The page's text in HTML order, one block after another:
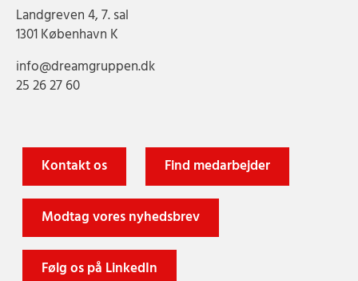
Landgreven 4, 7. sal
1301 København K
info@dreamgruppen.dk
25 26 27 60
Kontakt os Find medarbejder
Modtag vores nyhedsbrev
Følg os på LinkedIn